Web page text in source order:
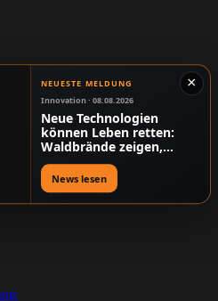
×
NEUESTE MELDUNG
Innovation · 08.08.2026
Neue Technologien
können Leben retten:
Waldbrände zeigen,
warum Digitalisierung
mehr als Komfort ist
News lesen